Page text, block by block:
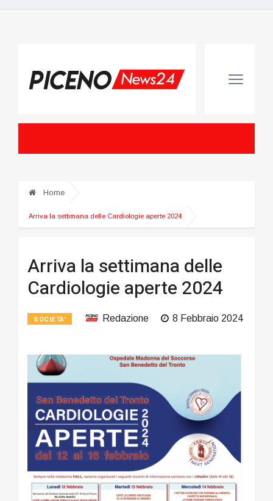
Home
Arriva la settimana delle Cardiologie aperte 2024
Arriva la settimana delle
Cardiologie aperte 2024
SOCIETA' Redazione 8 Febbraio 2024